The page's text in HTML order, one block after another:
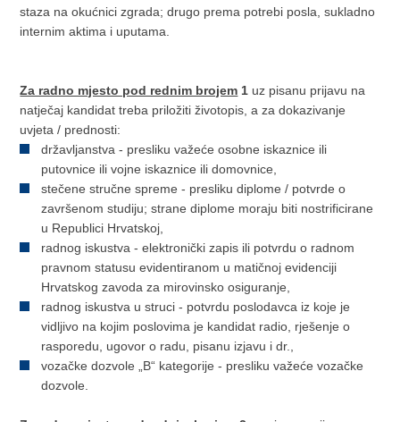
staza na okućnici zgrada; drugo prema potrebi posla, sukladno
internim aktima i uputama.
Za radno mjesto pod rednim brojem 1 uz pisanu prijavu na
natječaj kandidat treba priložiti životopis, a za dokazivanje
uvjeta / prednosti:
državljanstva - presliku važeće osobne iskaznice ili
putovnice ili vojne iskaznice ili domovnice,
stečene stručne spreme - presliku diplome / potvrde o
završenom studiju; strane diplome moraju biti nostrificirane
u Republici Hrvatskoj,
radnog iskustva - elektronički zapis ili potvrdu o radnom
pravnom statusu evidentiranom u matičnoj evidenciji
Hrvatskog zavoda za mirovinsko osiguranje,
radnog iskustva u struci - potvrdu poslodavca iz koje je
vidljivo na kojim poslovima je kandidat radio, rješenje o
rasporedu, ugovor o radu, pisanu izjavu i dr.,
vozačke dozvole „B“ kategorije - presliku važeće vozačke
dozvole.